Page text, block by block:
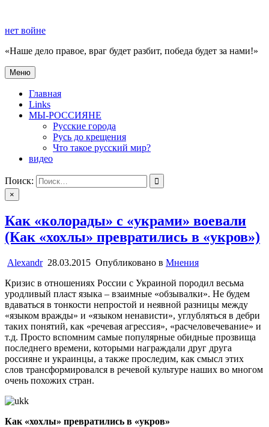
содержимому
нет войне
«Наше дело правое, враг будет разбит, победа будет за нами!»
нет войне
«Наше дело правое, враг будет разбит, победа будет за нами!»
Меню
Главная
Links
МЫ-РОССИЯНЕ
Русские города
Русь до крещения
Что такое русский мир?
видео
Поиск:
×
Как «колорады» с «украми» воевали
(Как «хохлы» превратились в «укров»)
Alexandr 28.03.2015 Опубликовано в Мнения
Кризис в отношениях России с Украиной породил весьма
уродливый пласт языка – взаимные «обзывалки». Не будем
вдаваться в тонкости непростой и неявной разницы между
«языком вражды» и «языком ненависти», углубляться в дебри
таких понятий, как «речевая агрессия», «расчеловечевание» и
т.д. Просто вспомним самые популярные обидные прозвища
последнего времени, которыми награждали друг друга
россияне и украинцы, а также проследим, как смысл этих
слов трансформировался в речевой культуре наших во многом
очень похожих стран.
Как «хохлы» превратились в «укров»